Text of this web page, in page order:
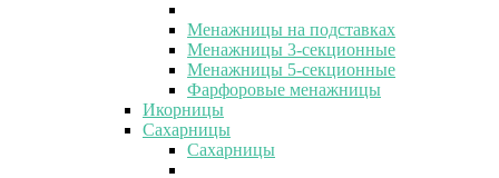
Менажницы на подставках
Менажницы 3-секционные
Менажницы 5-секционные
Фарфоровые менажницы
Икорницы
Сахарницы
Сахарницы